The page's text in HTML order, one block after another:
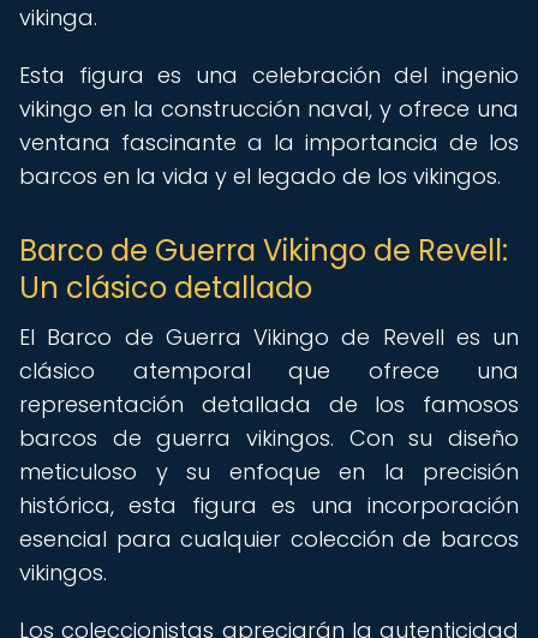
vikinga.
Esta figura es una celebración del ingenio
vikingo en la construcción naval, y ofrece una
ventana fascinante a la importancia de los
barcos en la vida y el legado de los vikingos.
Barco de Guerra Vikingo de Revell:
Un clásico detallado
El Barco de Guerra Vikingo de Revell es un
clásico atemporal que ofrece una
representación detallada de los famosos
barcos de guerra vikingos. Con su diseño
meticuloso y su enfoque en la precisión
histórica, esta figura es una incorporación
esencial para cualquier colección de barcos
vikingos.
Los coleccionistas apreciarán la autenticidad